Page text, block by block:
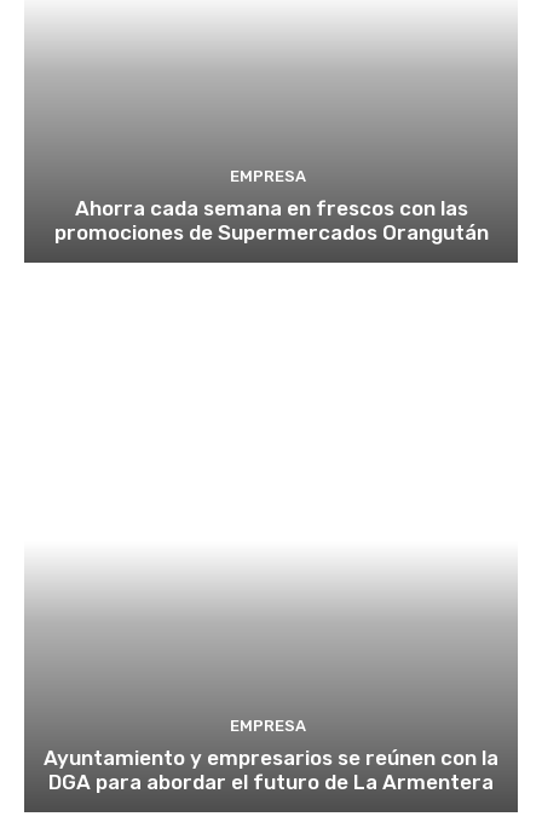
EMPRESA
Ahorra cada semana en frescos con las
promociones de Supermercados Orangután
EMPRESA
Ayuntamiento y empresarios se reúnen con la
DGA para abordar el futuro de La Armentera